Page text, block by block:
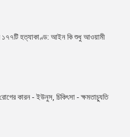
১৭৭টি হত্যাকাণ্ড: আইন কি শুধু আওয়ামী
কারন - ইউনুস, চিকিৎসা - ক্ষমতাচ্যুতি